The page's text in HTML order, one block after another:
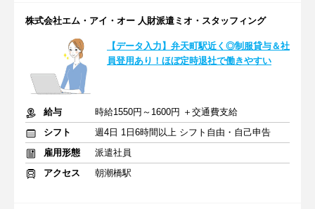
株式会社エム・アイ・オー 人財派遣ミオ・スタッフィング
【データ入力】弁天町駅近く◎制服貸与＆社
員登用あり！ほぼ定時退社で働きやすい
給与
時給1550円～1600円 ＋交通費支給
シフト
週4日 1日6時間以上 シフト自由・自己申告
雇用形態
派遣社員
アクセス
朝潮橋駅